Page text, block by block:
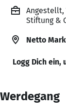
Angestellt,
Stiftung &
Netto
Logg Dich ein,
Werdegang